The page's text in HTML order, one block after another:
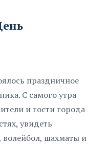
праздничное
С самого утра
и гости города
увидеть
волейбол, шахматы и